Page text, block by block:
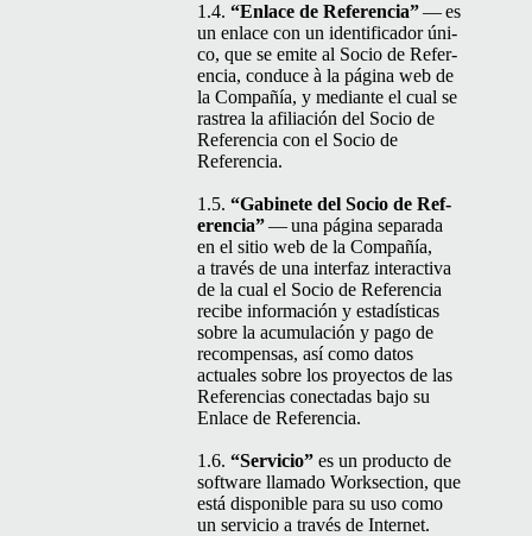
1.4. “Enlace de Ref­er­en­cia”— es
un enlace con un iden­ti­fi­cador úni­
co, que se emite al Socio de Ref­er­
en­cia, con­duce à la pági­na web de
la Com­pañía, y medi­ante el cual se
ras­trea la afil­iación del Socio de
Ref­er­en­cia con el Socio de
Referencia.
1.5. “Gabi­nete del Socio de Ref­
er­en­cia”— una pági­na sep­a­ra­da
en el sitio web de la Com­pañía,
a través de una inter­faz inter­ac­ti­va
de la cual el Socio de Ref­er­en­cia
recibe infor­ma­ción y estadís­ti­cas
sobre la acu­mu­lación y pago de
rec­om­pen­sas, así como datos
actuales sobre los proyec­tos de las
Ref­er­en­cias conec­tadas bajo su
Enlace de Referencia.
1.6. “Ser­vi­cio” es un pro­duc­to de
soft­ware lla­ma­do Work­sec­tion, que
está disponible para su uso como
un ser­vi­cio a través de Internet.